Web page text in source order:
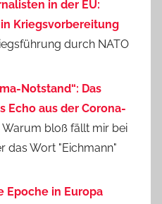
in der EU:
Kriegsvorbereitung
durch NATO
Notstand“: Das
Echo aus der Corona-
Warum bloß fällt mir bei
das Wort "Eichmann"
Epoche in Europa